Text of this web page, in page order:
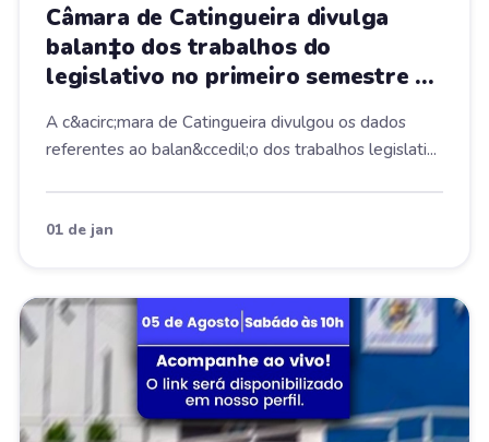
Câmara de Catingueira divulga
balan‡o dos trabalhos do
legislativo no primeiro semestre do
A c&acirc;mara de Catingueira divulgou os dados
referentes ao balan&ccedil;o dos trabalhos legislati...
01 de jan